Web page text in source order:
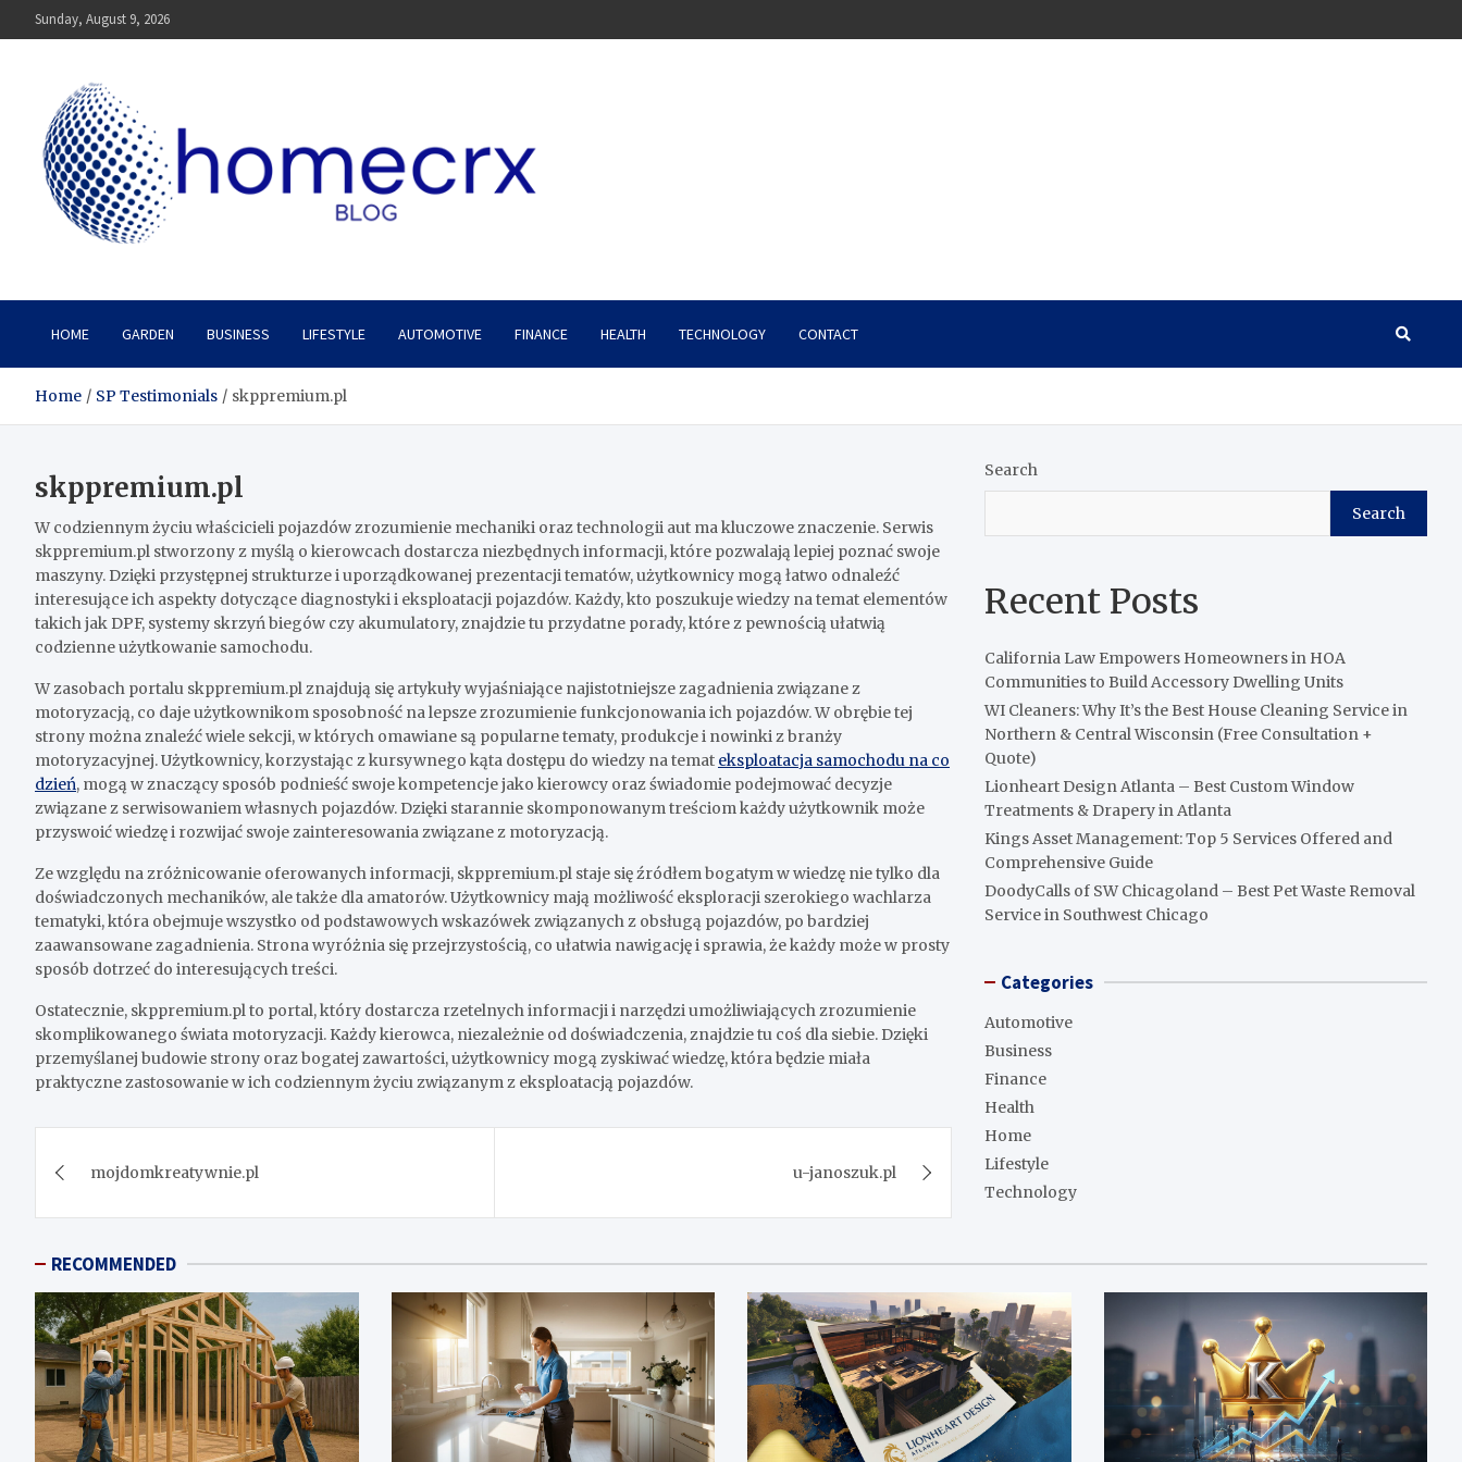
to
Sunday, August 9, 2026
Homecrx
HOME GARDEN BUSINESS LIFESTYLE AUTOMOTIVE FINANCE HEALTH TECHNOLOGY CONTACT
Home SP Testimonials skppremium.pl
skppremium.pl
W codziennym życiu właścicieli pojazdów zrozumienie mechaniki oraz technologii aut ma kluczowe znaczenie. Serwis
skppremium.pl stworzony z myślą o kierowcach dostarcza niezbędnych informacji, które pozwalają lepiej poznać swoje
maszyny. Dzięki przystępnej strukturze i uporządkowanej prezentacji tematów, użytkownicy mogą łatwo odnaleźć
interesujące ich aspekty dotyczące diagnostyki i eksploatacji pojazdów. Każdy, kto poszukuje wiedzy na temat elementów
takich jak DPF, systemy skrzyń biegów czy akumulatory, znajdzie tu przydatne porady, które z pewnością ułatwią
codzienne użytkowanie samochodu.
W zasobach portalu skppremium.pl znajdują się artykuły wyjaśniające najistotniejsze zagadnienia związane z
motoryzacją, co daje użytkownikom sposobność na lepsze zrozumienie funkcjonowania ich pojazdów. W obrębie tej
strony można znaleźć wiele sekcji, w których omawiane są popularne tematy, produkcje i nowinki z branży
motoryzacyjnej. Użytkownicy, korzystając z kursywnego kąta dostępu do wiedzy na temat eksploatacja samochodu na co
dzień, mogą w znaczący sposób podnieść swoje kompetencje jako kierowcy oraz świadomie podejmować decyzje
związane z serwisowaniem własnych pojazdów. Dzięki starannie skomponowanym treściom każdy użytkownik może
przyswoić wiedzę i rozwijać swoje zainteresowania związane z motoryzacją.
Ze względu na zróżnicowanie oferowanych informacji, skppremium.pl staje się źródłem bogatym w wiedzę nie tylko dla
doświadczonych mechaników, ale także dla amatorów. Użytkownicy mają możliwość eksploracji szerokiego wachlarza
tematyki, która obejmuje wszystko od podstawowych wskazówek związanych z obsługą pojazdów, po bardziej
zaawansowane zagadnienia. Strona wyróżnia się przejrzystością, co ułatwia nawigację i sprawia, że każdy może w prosty
sposób dotrzeć do interesujących treści.
Ostatecznie, skppremium.pl to portal, który dostarcza rzetelnych informacji i narzędzi umożliwiających zrozumienie
skomplikowanego świata motoryzacji. Każdy kierowca, niezależnie od doświadczenia, znajdzie tu coś dla siebie. Dzięki
przemyślanej budowie strony oraz bogatej zawartości, użytkownicy mogą zyskiwać wiedzę, która będzie miała
praktyczne zastosowanie w ich codziennym życiu związanym z eksploatacją pojazdów.
navigation
mojdomkreatywnie.pl u-janoszuk.pl
Search
Search
Recent Posts
California Law Empowers Homeowners in HOA
Communities to Build Accessory Dwelling Units
WI Cleaners: Why It’s the Best House Cleaning Service in
Northern & Central Wisconsin (Free Consultation +
Quote)
Lionheart Design Atlanta – Best Custom Window
Treatments & Drapery in Atlanta
Kings Asset Management: Top 5 Services Offered and
Comprehensive Guide
DoodyCalls of SW Chicagoland – Best Pet Waste Removal
Service in Southwest Chicago
Categories
Automotive
Business
Finance
Health
Home
Lifestyle
Technology
RECOMMENDED